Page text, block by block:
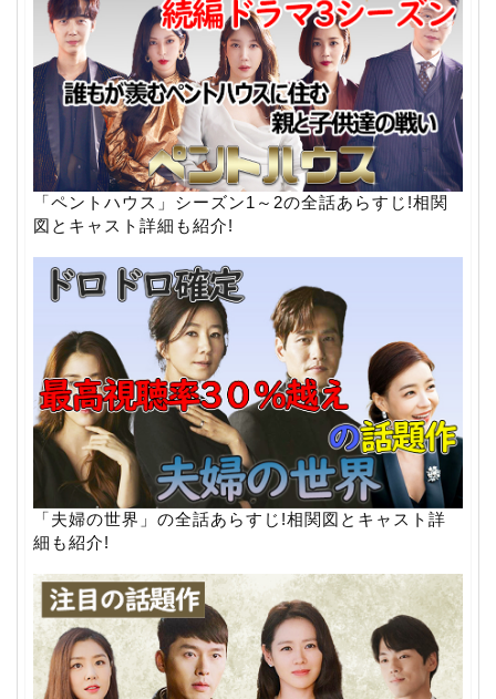
「ペントハウス」シーズン1～2の全話あらすじ!相関
図とキャスト詳細も紹介!
「夫婦の世界」の全話あらすじ!相関図とキャスト詳
細も紹介!